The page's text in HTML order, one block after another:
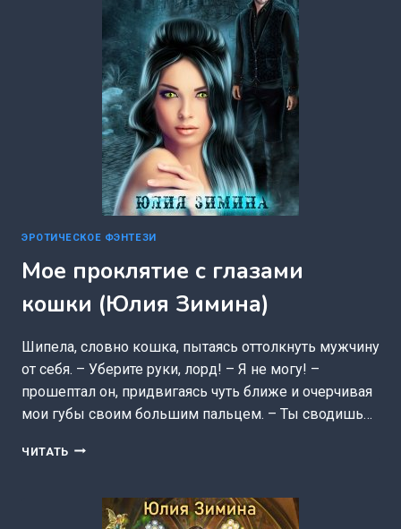
ЭРОТИЧЕСКОЕ ФЭНТЕЗИ
Мое проклятие с глазами
кошки (Юлия Зимина)
Шипела, словно кошка, пытаясь оттолкнуть мужчину
от себя. – Уберите руки, лорд! – Я не могу! –
прошептал он, придвигаясь чуть ближе и очерчивая
мои губы своим большим пальцем. – Ты сводишь…
ЧИТАТЬ МОЕ
ГЛАЗАМИ
КОШКИ